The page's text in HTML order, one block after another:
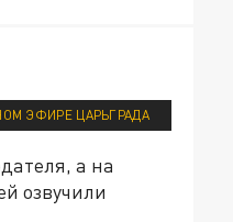
ЭФИРЕ ЦАРЬГРАДА
а на
озвучили